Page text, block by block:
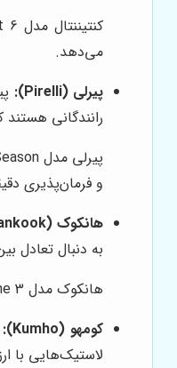
می‌دهد.
پیرلی (Pirelli):
رانندگانی
و فرمان‌پذیری
هانکوک (Hankook):
به دنبال تعادل
هانکوک مدل Ventus Prime 3 را برای توسان پیشنهاد می‌کند. این لاستیک با طراحی خاص آج و ترکیبات پیشرفته، چسبندگی خوب، ترمزگیری مناسب و سواری راحت را ارائه می‌دهد.
کومهو (Kumho):
لاستیک‌هایی با